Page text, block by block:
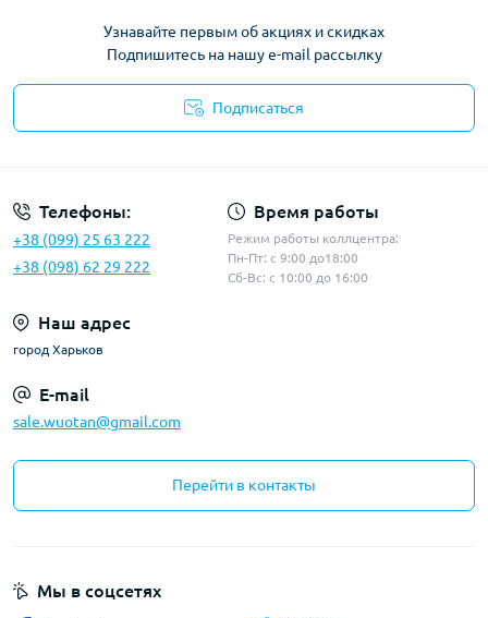
Узнавайте первым об акциях и скидках
Подпишитесь на нашу e-mail рассылку
Подписаться
Телефоны:
+38 (099) 25 63 222
+38 (098) 62 29 222
Время работы
Режим работы коллцентра:
Пн-Пт: с 9:00 до18:00
Сб-Вс: с 10:00 до 16:00
Наш адрес
город Харьков
E-mail
sale.wuotan@gmail.com
Перейти в контакты
Мы в соцсетях